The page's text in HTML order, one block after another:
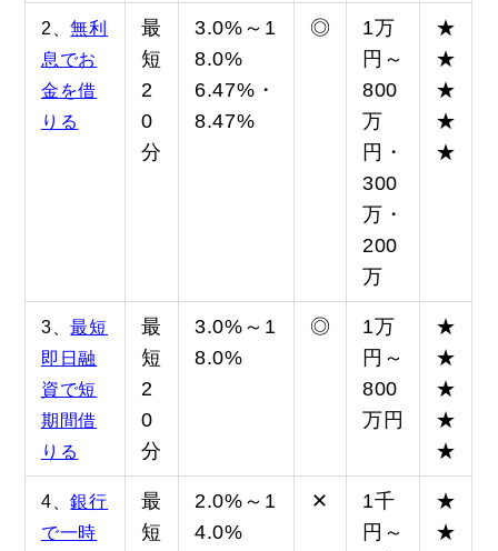
2、無利
息でお
金を借
りる
最
短
2
0
分
3.0%～1
8.0%
6.47%・
8.47%
◎
1万
円～
800
万
円・
300
万・
200
万
★
★
★
★
★
3、最短
即日融
資で短
期間借
りる
最
短
2
0
分
3.0%～1
8.0%
◎
1万
円～
800
万円
★
★
★
★
★
4、銀行
で一時
最
短
2.0%～1
4.0%
✕
1千
円～
★
★